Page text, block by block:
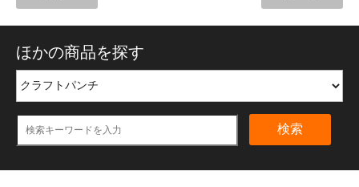
ほかの商品を探す
検索